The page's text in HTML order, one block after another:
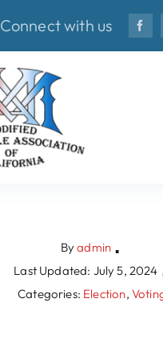
Connect with us
Byadmin ▪
Last Updated: July 5, 2024
Categories: Election,